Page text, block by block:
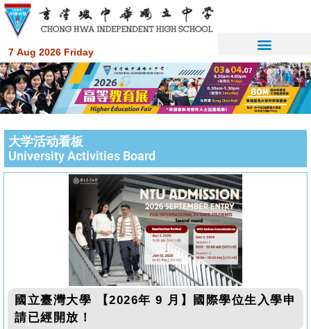
7 Aug 2026 Friday
大学活动看板
University Activities Board
國立臺灣大學 【2026年 9 月】國際學位生入學申
請已經開放！